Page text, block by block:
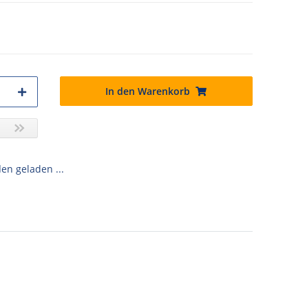
In den Warenkorb
geladen ...